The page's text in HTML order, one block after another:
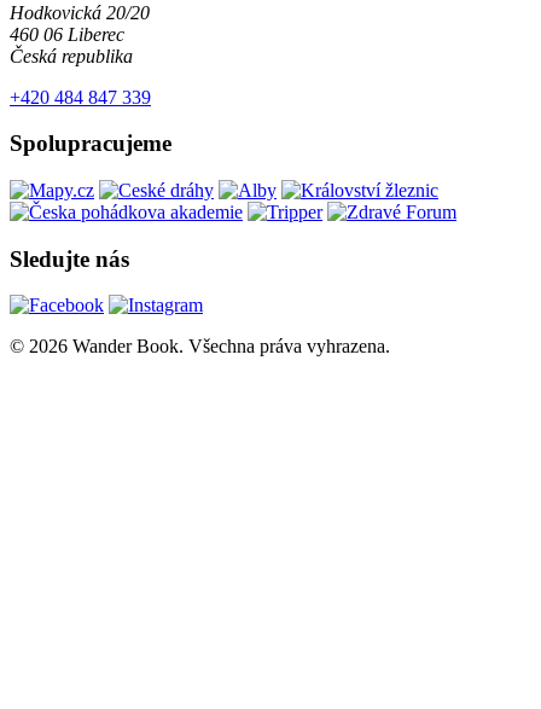
Hodkovická 20/20
460 06 Liberec
Česká republika
+420 484 847 339
Spolupracujeme
Sledujte nás
© 2026 Wander Book. Všechna práva vyhrazena.